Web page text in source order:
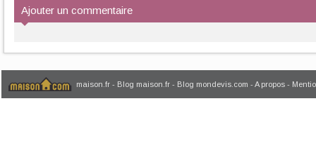
Ajouter un commentaire
maison.fr - Blog maison.fr - Blog mondevis.com - A propos -